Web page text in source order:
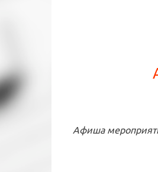
Афиша